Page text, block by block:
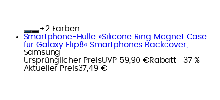
+
Farben
Smartphone-Hülle »Silicone Ring Magnet Case
für Galaxy Flip8« Smartphones Backcover,...
Samsung
Ursprünglicher PreisUVP 59,90 €Rabatt- 37 %
Aktueller Preis37,49 €